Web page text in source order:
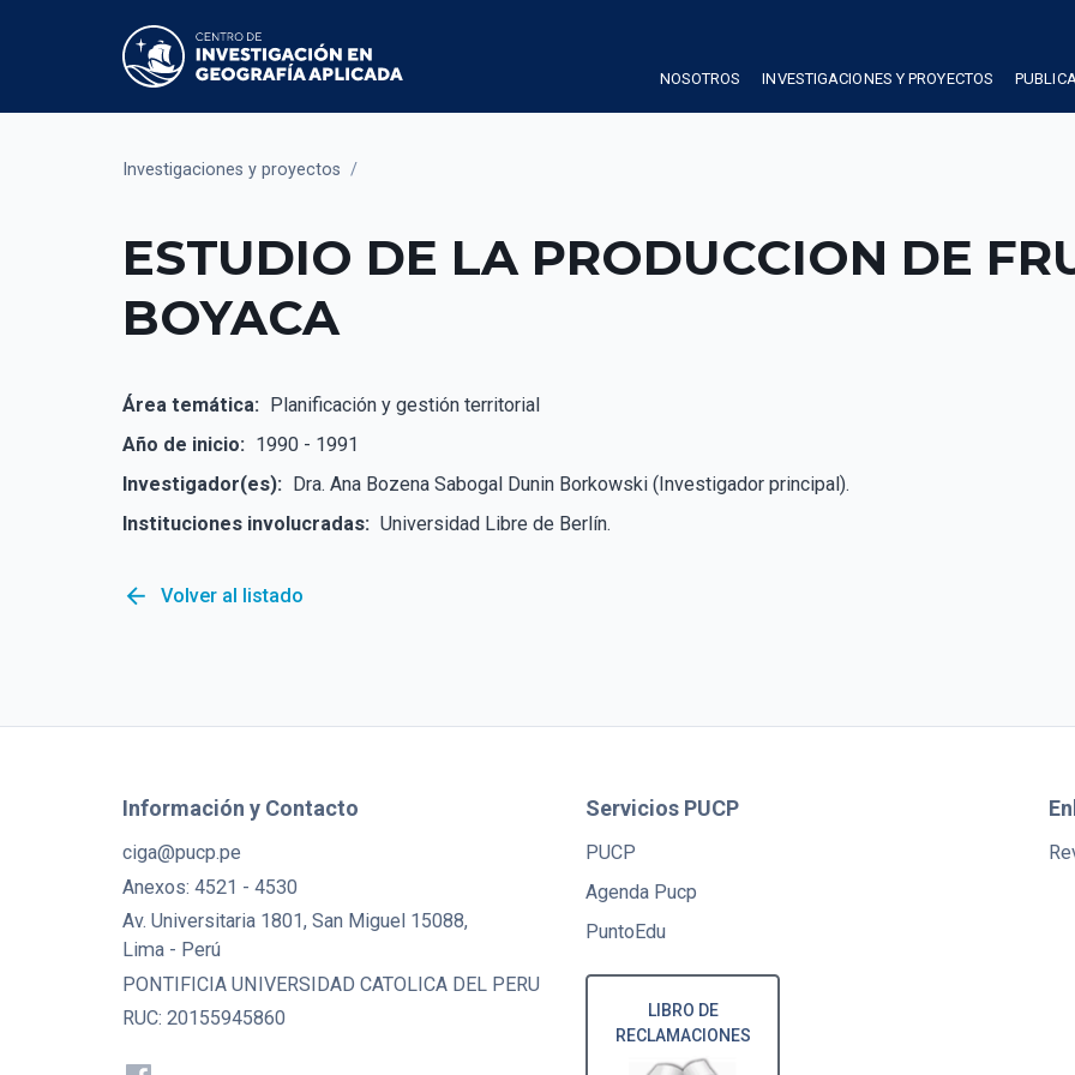
NOSOTROS INVESTIGACIONES Y PROYECTOS
Investigaciones y proyectos /
ESTUDIO DE LA PRODUCCION DE
BOYACA
Área temática: Planificación y gestión territorial
Año de inicio: 1990 - 1991
Investigador(es): Dra. Ana Bozena Sabogal Dunin Borkowski (Investigador principal).
Instituciones involucradas: Universidad Libre de Berlín.
arrow_back Volver al listado
Información y Contacto
ciga@pucp.pe
Anexos: 4521 - 4530
Av. Universitaria 1801, San Miguel 15088,
Lima - Perú
PONTIFICIA UNIVERSIDAD CATOLICA DEL PERU
RUC: 20155945860
Servicios PUCP
PUCP
Agenda Pucp
PuntoEdu
LIBRO DE
RECLAMACIONES